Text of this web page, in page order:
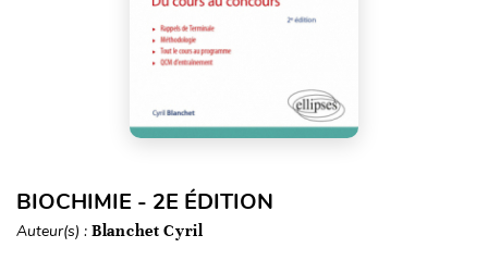
BIOCHIMIE - 2E ÉDITION
Auteur(s) : Blanchet Cyril